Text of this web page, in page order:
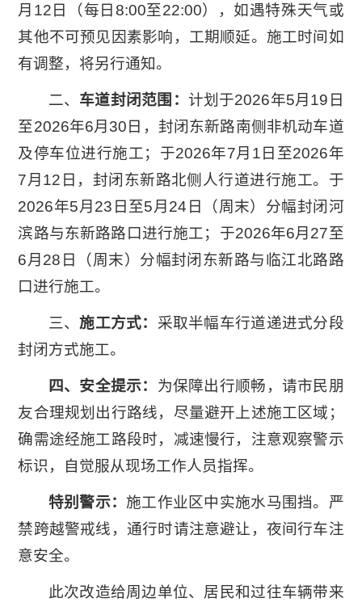
月12日（每日8:00至22:00），如遇特殊天气或
其他不可预见因素影响，工期顺延。施工时间如
有调整，将另行通知。
二、 车道封闭范围： 计划于2026年5月19日
至2026年6月30日，封闭东新路南侧非机动车道
及停车位进行施工；于2026年7月1日至2026年
7月12日，封闭东新路北侧人行道进行施工。于
2026年5月23日至5月24日（周末）分幅封闭河
滨路与东新路路口进行施工；于2026年6月27至
6月28日（周末）分幅封闭东新路与临江北路路
口进行施工。
三、施工方式： 采取半幅车行道递进式分段
封闭方式施工。
四、安全提示： 为保障出行顺畅，请市民朋
友合理规划出行路线，尽量避开上述施工区域；
确需途经施工路段时，减速慢行，注意观察警示
标识，自觉服从现场工作人员指挥。
特别警示：施工作业区中实施水马围挡。严
禁跨越警戒线，通行时请注意避让，夜间行车注
意安全。
此次改造给周边单位、居民和过往车辆带来